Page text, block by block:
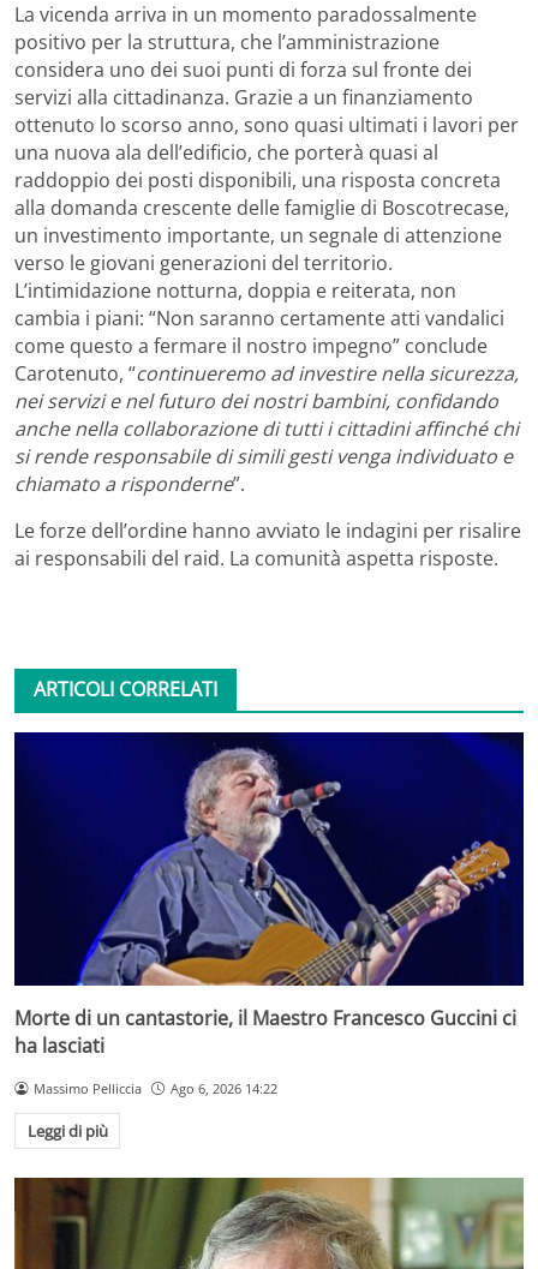
La vicenda arriva in un momento paradossalmente
positivo per la struttura, che l’amministrazione
considera uno dei suoi punti di forza sul fronte dei
servizi alla cittadinanza. Grazie a un finanziamento
ottenuto lo scorso anno, sono quasi ultimati i lavori per
una nuova ala dell’edificio, che porterà quasi al
raddoppio dei posti disponibili, una risposta concreta
alla domanda crescente delle famiglie di Boscotrecase,
un investimento importante, un segnale di attenzione
verso le giovani generazioni del territorio.
L’intimidazione notturna, doppia e reiterata, non
cambia i piani: “Non saranno certamente atti vandalici
come questo a fermare il nostro impegno” conclude
Carotenuto, “continueremo ad investire nella sicurezza,
nei servizi e nel futuro dei nostri bambini, confidando
anche nella collaborazione di tutti i cittadini affinché chi
si rende responsabile di simili gesti venga individuato e
chiamato a risponderne”.
Le forze dell’ordine hanno avviato le indagini per risalire
ai responsabili del raid. La comunità aspetta risposte.
ARTICOLI CORRELATI
Morte di un cantastorie, il Maestro Francesco Guccini ci
ha lasciati
Massimo Pelliccia Ago 6, 2026 14:22
Leggi di più